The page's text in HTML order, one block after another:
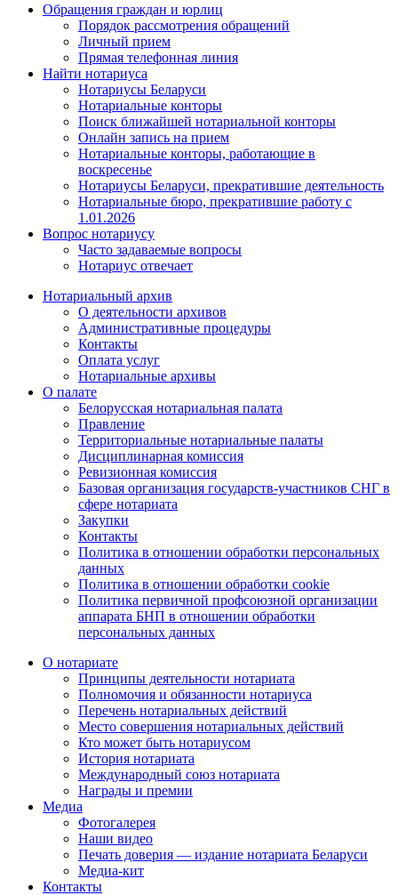
Обращения граждан и юрлиц
Порядок рассмотрения обращений
Личный прием
Прямая телефонная линия
Найти нотариуса
Нотариусы Беларуси
Нотариальные конторы
Поиск ближайшей нотариальной конторы
Онлайн запись на прием
Нотариальные конторы, работающие в
воскресенье
Нотариусы Беларуси, прекратившие деятельность
Нотариальные бюро, прекратившие работу с
1.01.2026
Вопрос нотариусу
Часто задаваемые вопросы
Нотариус отвечает
Нотариальный архив
О деятельности архивов
Административные процедуры
Контакты
Оплата услуг
Нотариальные архивы
О палате
Белорусская нотариальная палата
Правление
Территориальные нотариальные палаты
Дисциплинарная комиссия
Ревизионная комиссия
Базовая организация государств-участников СНГ в
сфере нотариата
Закупки
Контакты
Политика в отношении обработки персональных
данных
Политика в отношении обработки cookie
Политика первичной профсоюзной организации
аппарата БНП в отношении обработки
персональных данных
О нотариате
Принципы деятельности нотариата
Полномочия и обязанности нотариуса
Перечень нотариальных действий
Место совершения нотариальных действий
Кто может быть нотариусом
История нотариата
Международный союз нотариата
Награды и премии
Медиа
Фотогалерея
Наши видео
Печать доверия — издание нотариата Беларуси
Медиа-кит
Контакты